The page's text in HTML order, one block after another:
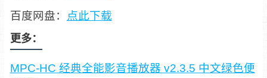
百度网盘：
点此下载
更多：
MPC-HC 经典全能影音播放器 v2.3.5 中文绿色便